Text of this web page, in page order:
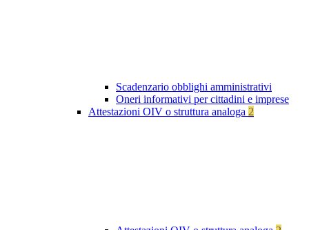
Scadenzario obblighi amministrativi
Oneri informativi per cittadini e imprese
Attestazioni OIV o struttura analoga 2